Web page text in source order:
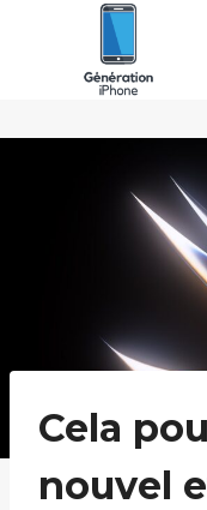
Cela
nouvel